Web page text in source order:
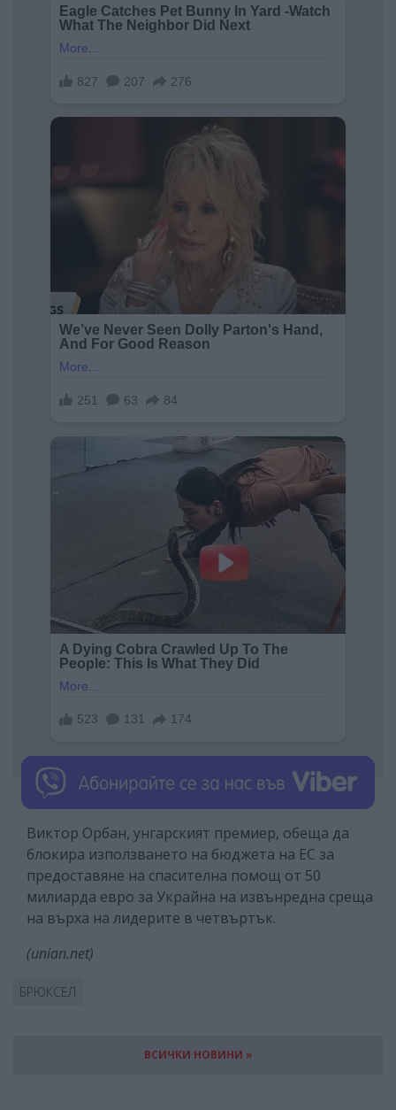
Виктор Орбан, унгарският премиер, обеща да
блокира използването на бюджета на ЕС за
предоставяне на спасителна помощ от 50
милиарда евро за Украйна на извънредна среща
на върха на лидерите в четвъртък.
(unian.net)
БРЮКСЕЛ
ВСИЧКИ НОВИНИ »